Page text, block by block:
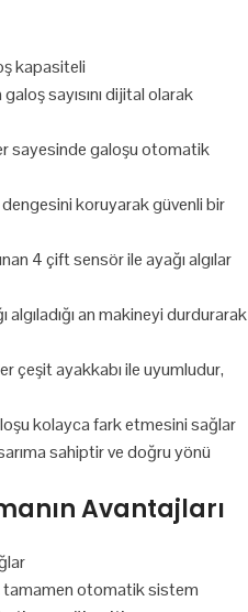
kapasiteli
sayısını dijital olarak
sayesinde galoşu otomatik
dengesini koruyarak güvenli bir
4 çift sensör ile ayağı algılar
algıladığı an makineyi durdurarak
çeşit ayakkabı ile uyumludur,
kolayca fark etmesini sağlar
sahiptir ve doğru yönü
Avantajları
tamamen otomatik sistem